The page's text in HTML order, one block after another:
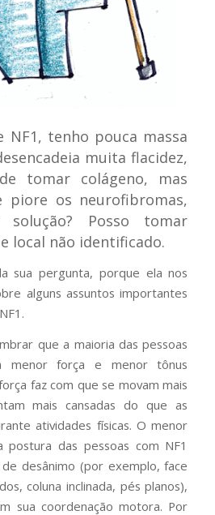
NF1, tenho pouca massa
muita flacidez,
tomar colágeno, mas
piore os neurofibromas,
Posso tomar
local não identificado.
sua pergunta, porque ela nos
alguns assuntos importantes
que a maioria das pessoas
menor força e menor tônus
faz com que se movam mais
mais cansadas do que as
atividades físicas. O menor
das pessoas com NF1
desânimo (por exemplo, face
coluna inclinada, pés planos),
sua coordenação motora. Por